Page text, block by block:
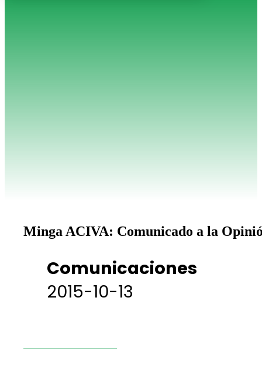
Minga ACIVA: Comunicado a la
Comunicaciones
2015-10-13